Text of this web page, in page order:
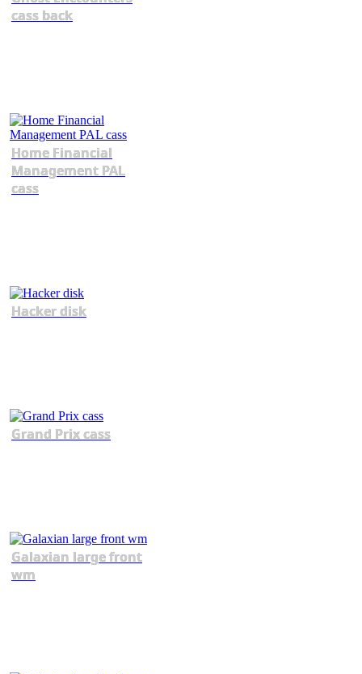
cass back
Home Financial
Management PAL
cass
Hacker disk
Grand Prix cass
Galaxian large front
wm